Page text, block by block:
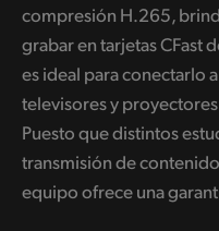
compresión H.265,
grabar en tarjetas CFast
es ideal para conectarlo
televisores y
Puesto que distintos
transmisión de
equipo ofrece una